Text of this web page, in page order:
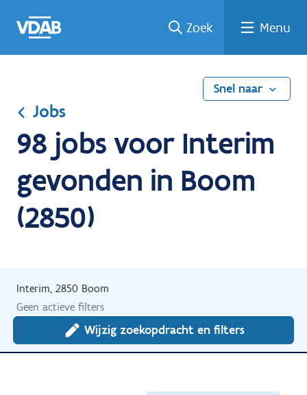
naar
een
een
job
naar
Zoek Menu
Snel naar
Jobs
98 jobs voor Interim
gevonden in Boom
(2850)
Interim, 2850 Boom
Geen actieve filters
Wijzig zoekopdracht en filters